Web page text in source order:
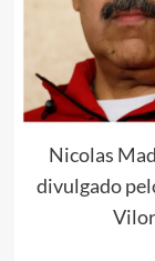
Nicolas
divulgado